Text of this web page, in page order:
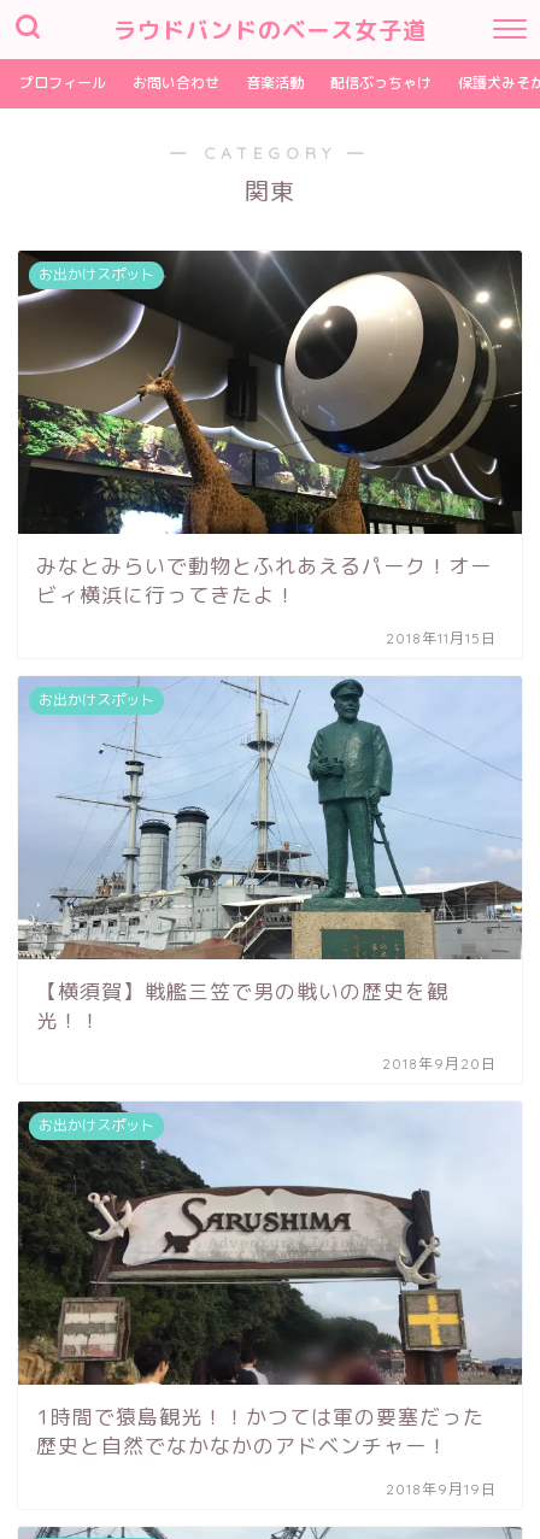
ラウドバンドのベース女子道
プロフィール お問い合わせ 音楽活動 配信ぶっちゃけ 保護犬みそ
― CATEGORY ―
関東
お出かけスポット
みなとみらいで動物とふれあえるパーク！オー
ビィ横浜に行ってきたよ！
2018年11月15日
お出かけスポット
【横須賀】戦艦三笠で男の戦いの歴史を観
光！！
2018年9月20日
お出かけスポット
1時間で猿島観光！！かつては軍の要塞だった
歴史と自然でなかなかのアドベンチャー！
2018年9月19日